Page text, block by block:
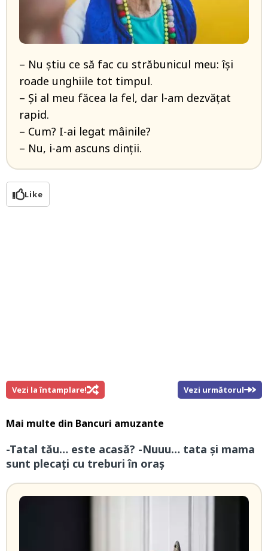
– Nu ştiu ce să fac cu străbunicul meu: îşi
roade unghiile tot timpul.
– Şi al meu făcea la fel, dar l-am dezvăţat
rapid.
– Cum? I-ai legat mâinile?
– Nu, i-am ascuns dinţii.
Like
Vezi la întamplare! Vezi următorul
Mai multe din Bancuri amuzante
-Tatal tău… este acasă? -Nuuu… tata și mama
sunt plecați cu treburi în oraș